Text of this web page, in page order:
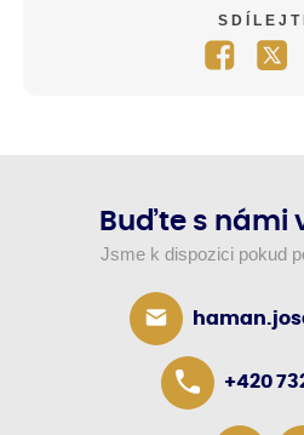
Buďte s námi
Jsme k dispozici pokud
+420